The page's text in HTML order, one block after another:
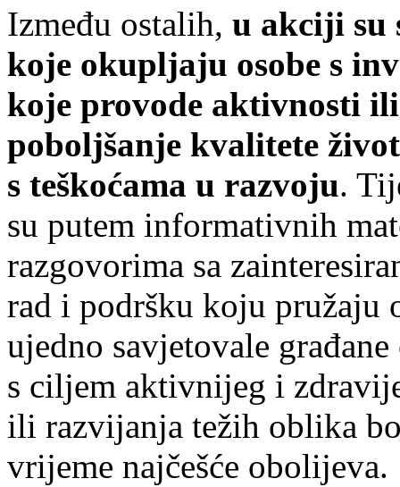
Između ostalih, u akciji su
koje okupljaju osobe s
koje provode aktivnosti
poboljšanje kvalitete
s teškoćama u razvoju.
su putem informativnih
razgovorima sa
rad i podršku koju pružaju
ujedno savjetovale
s ciljem aktivnijeg i
ili razvijanja težih oblika
vrijeme najčešće obolijeva.